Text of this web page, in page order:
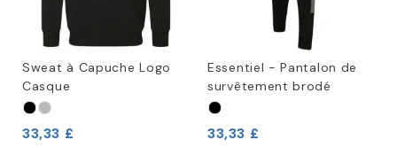
Sweat à Capuche Logo
Casque
33,33 £
Essentiel - Pantalon de
survêtement brodé
33,33 £